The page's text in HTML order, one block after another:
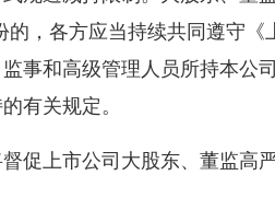
，各方应当持续共同遵守《
事和高级管理人员所持本公
有关规定。
促上市公司大股东、董监高